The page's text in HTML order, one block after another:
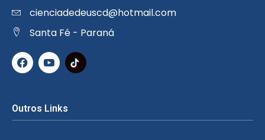
cienciadedeuscd@hotmail.com
Santa Fé - Paraná
Outros Links